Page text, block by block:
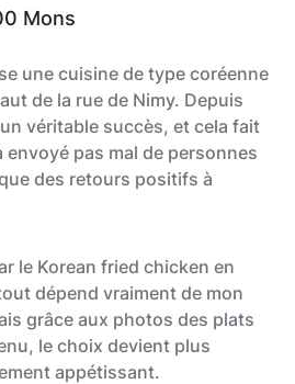
Mons
une cuisine de type coréenne
de la rue de Nimy. Depuis
véritable succès, et cela fait
envoyé pas mal de personnes
des retours positifs à
le Korean fried chicken en
dépend vraiment de mon
grâce aux photos des plats
le choix devient plus
appétissant.